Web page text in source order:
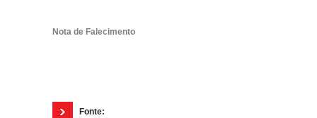
Nota de Falecimento
Fonte: